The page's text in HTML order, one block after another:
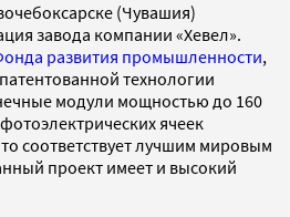
(Чувашия)
завода компании «Хевел».
развития промышленности,
технологии
модули мощностью до 160
ячеек
соответствует лучшим мировым
проект имеет и высокий